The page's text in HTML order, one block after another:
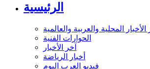
الرئيسية
الأخبار المحلية والعربية والعالمية
الحوارات الفنية
آخر الأخبار
أخبار الرياضة
فيديو العرب اليوم